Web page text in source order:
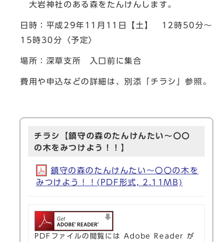
大岩神社のある森をたんけんします。
日時：平成29年11月11日【土】 12時50分～
15時30分〈予定〉
場所：深草支所 入口前に集合
費用や申込などの詳細は、別添「チラシ」参照。
チラシ【鎮守の森のたんけんたい～〇〇
の木をみつけよう！！】
鎮守の森のたんけんたい～〇〇の木を
みつけよう！！(PDF形式, 2.11MB)
PDFファイルの閲覧には Adobe Reader が